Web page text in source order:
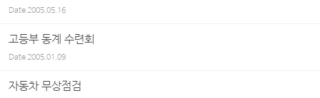
Date2005.05.16
고등부 동계 수련회
Date2005.01.09
자동차 무상점검